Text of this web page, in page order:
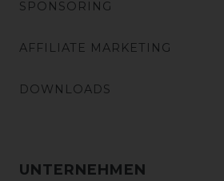
SPONSORING
AFFILIATE MARKETING
DOWNLOADS
UNTERNEHMEN